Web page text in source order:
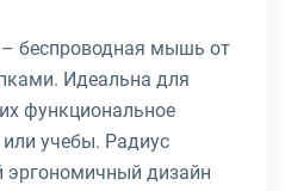
– беспроводная мышь от
Идеальна для
функциональное
учебы. Радиус
эргономичный дизайн